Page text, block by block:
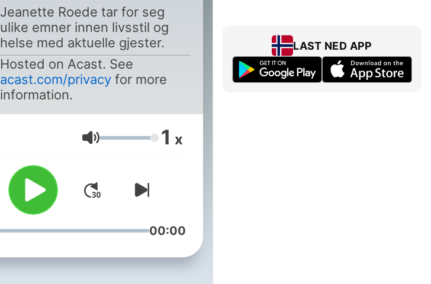
Jeanette Roede tar for seg
ulike emner innen livsstil og
helse med aktuelle gjester.
Hosted on Acast. See
acast.com/privacyfor more
information.
Volum 1 x
00:00
LAST NED APP